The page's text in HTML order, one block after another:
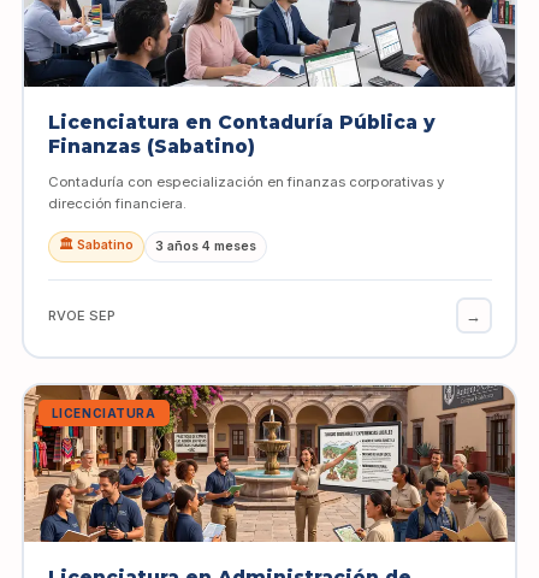
Licenciatura en Contaduría Pública y
Finanzas (Sabatino)
Contaduría con especialización en finanzas corporativas y
dirección financiera.
🏛️ Sabatino 3 años 4 meses
RVOE SEP →
LICENCIATURA